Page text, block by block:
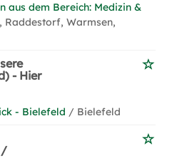
aus dem Bereich: Medizin &
Raddestorf, Warmsen,
- Hier
- Bielefeld / Bielefeld
/